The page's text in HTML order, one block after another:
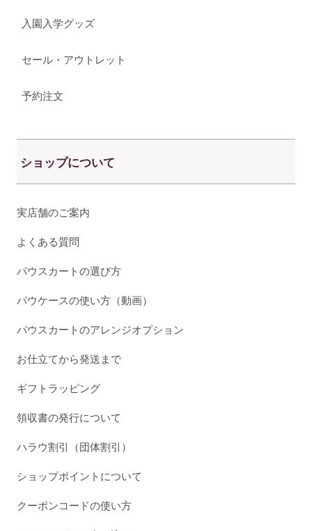
入園入学グッズ
セール・アウトレット
予約注文
ショップについて
実店舗のご案内
よくある質問
パウスカートの選び方
パウケースの使い方（動画）
パウスカートのアレンジオプション
お仕立てから発送まで
ギフトラッピング
領収書の発行について
ハラウ割引（団体割引）
ショップポイントについて
クーポンコードの使い方